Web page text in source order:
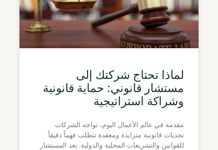
لماذا تحتاج شركتك إلى
مستشار قانوني: حماية قانونية
وشراكة استراتيجية
مقدمة في عالم الأعمال اليوم، تواجه الشركات
تحديات قانونية متزايدة ومعقدة تتطلب فهماً دقيقاً
للقوانين والتشريعات المحلية والدولية. يعد المستشار